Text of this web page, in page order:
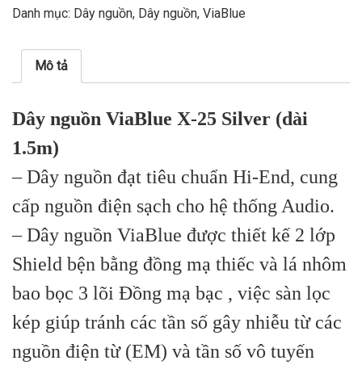
Danh mục: Dây nguồn, Dây nguồn, ViaBlue
Mô tả
Dây nguồn ViaBlue X-25 Silver (dài
1.5m)
– Dây nguồn đạt tiêu chuẩn Hi-End, cung
cấp nguồn điện sạch cho hệ thống Audio.
– Dây nguồn ViaBlue được thiết kế 2 lớp
Shield bện bằng đồng mạ thiếc và lá nhôm
bao bọc 3 lõi Đồng mạ bạc , việc sàn lọc
kép giúp tránh các tần số gây nhiễu từ các
nguồn điện từ (EM) và tần số vô tuyến